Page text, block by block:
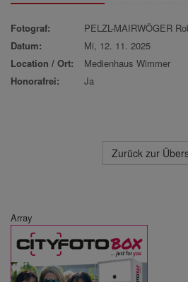
Fotograf:
PELZL-MAIRWÖGER
Datum:
Mi, 12. 11. 2025
Location / Ort:
Medienhaus Wimmer
Honorafrei:
Ja
Zurück zur
Array